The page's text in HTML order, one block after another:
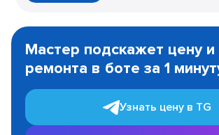
1
Мастер подскажет цену и
ремонта в боте за 1
Узнать цену в TG